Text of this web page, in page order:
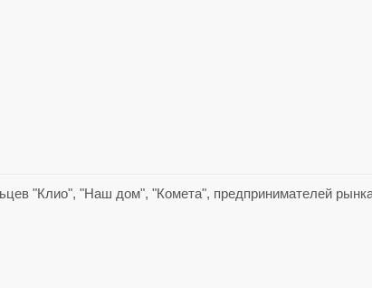
"Клио", "Наш дом", "Комета", предпринимателей